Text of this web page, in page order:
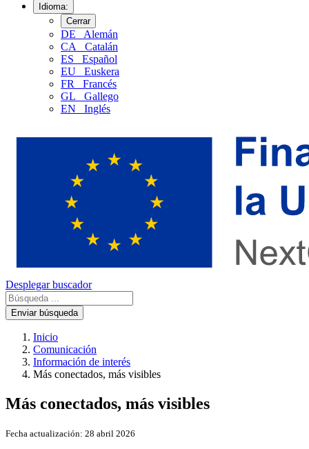
Idioma:
Cerrar
DE
Alemán
CA
Catalán
ES
Español
EU
Euskera
FR
Francés
GL
Gallego
EN
Inglés
Desplegar buscador
Enviar búsqueda
Inicio
Comunicación
Información de interés
Más conectados, más visibles
Más conectados, más visibles
Fecha actualización: 28 abril 2026